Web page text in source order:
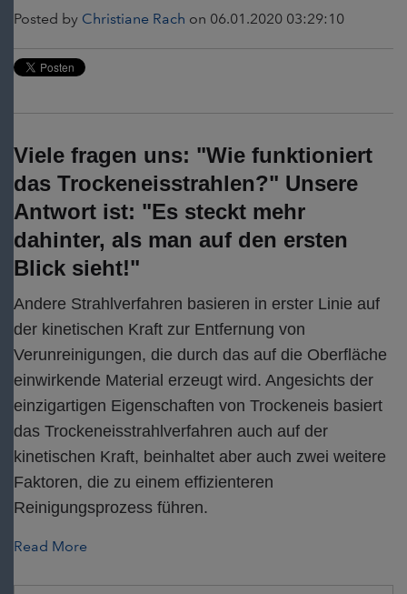
Posted by Christiane Rach on 06.01.2020 03:29:10
Viele fragen uns: "Wie funktioniert
das Trockeneisstrahlen?" Unsere
Antwort ist: "Es steckt mehr
dahinter, als man auf den ersten
Blick sieht!"
Andere Strahlverfahren basieren in erster Linie auf
der kinetischen Kraft zur Entfernung von
Verunreinigungen, die durch das auf die Oberfläche
einwirkende Material erzeugt wird. Angesichts der
einzigartigen Eigenschaften von Trockeneis basiert
das Trockeneisstrahlverfahren auch auf der
kinetischen Kraft, beinhaltet aber auch zwei weitere
Faktoren, die zu einem effizienteren
Reinigungsprozess führen.
Read More